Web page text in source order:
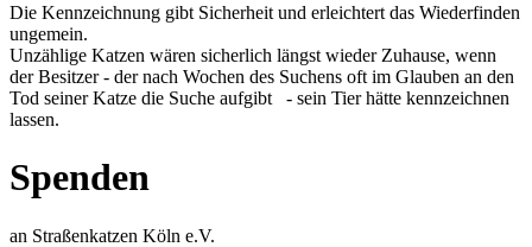
Die Kennzeichnung gibt Sicherheit und erleichtert das Wiederfinden
ungemein.
Unzählige Katzen wären sicherlich längst wieder Zuhause, wenn
der Besitzer - der nach Wochen des Suchens oft im Glauben an den
Tod seiner Katze die Suche aufgibt - sein Tier hätte kennzeichnen
lassen.
Spenden
an Straßenkatzen Köln e.V.